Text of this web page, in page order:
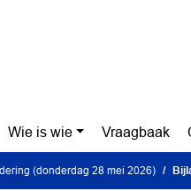
Wie is wie Vraagbaak
(donderdag 28 mei 2026)